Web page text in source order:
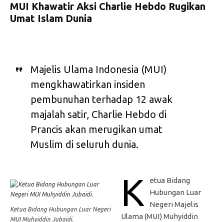
MUI Khawatir Aksi Charlie Hebdo Rugikan
Umat Islam Dunia
Majelis Ulama Indonesia (MUI)
mengkhawatirkan insiden
pembunuhan terhadap 12 awak
majalah satir, Charlie Hebdo di
Prancis akan merugikan umat
Muslim di seluruh dunia.
Ketua Bidang Hubungan Luar Negeri
MUI Muhyiddin Jubaidi.
K
etua Bidang
Hubungan Luar
Negeri Majelis
Ulama (MUI) Muhyiddin